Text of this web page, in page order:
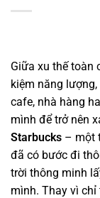
Giữa xu thế toàn
kiệm năng
cafe, nhà hàng
mình để trở nên
Starbucks – một
đã có bước đi
trời thông minh
mình. Thay vì